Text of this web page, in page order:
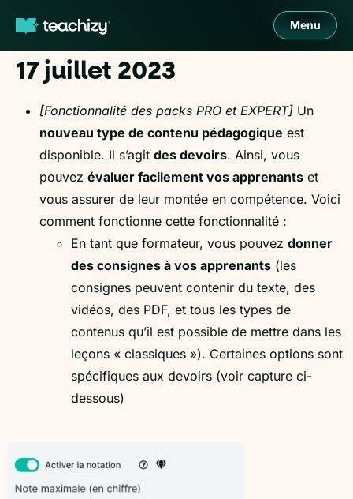
Menu
17 juillet 2023
[Fonctionnalité des packs PRO et EXPERT] Un
nouveau type de contenu pédagogique est
disponible. Il s’agit des devoirs. Ainsi, vous
pouvez évaluer facilement vos apprenants et
vous assurer de leur montée en compétence. Voici
comment fonctionne cette fonctionnalité :
En tant que formateur, vous pouvez donner
des consignes à vos apprenants (les
consignes peuvent contenir du texte, des
vidéos, des PDF, et tous les types de
contenus qu’il est possible de mettre dans les
leçons « classiques »). Certaines options sont
spécifiques aux devoirs (voir capture ci-
dessous)